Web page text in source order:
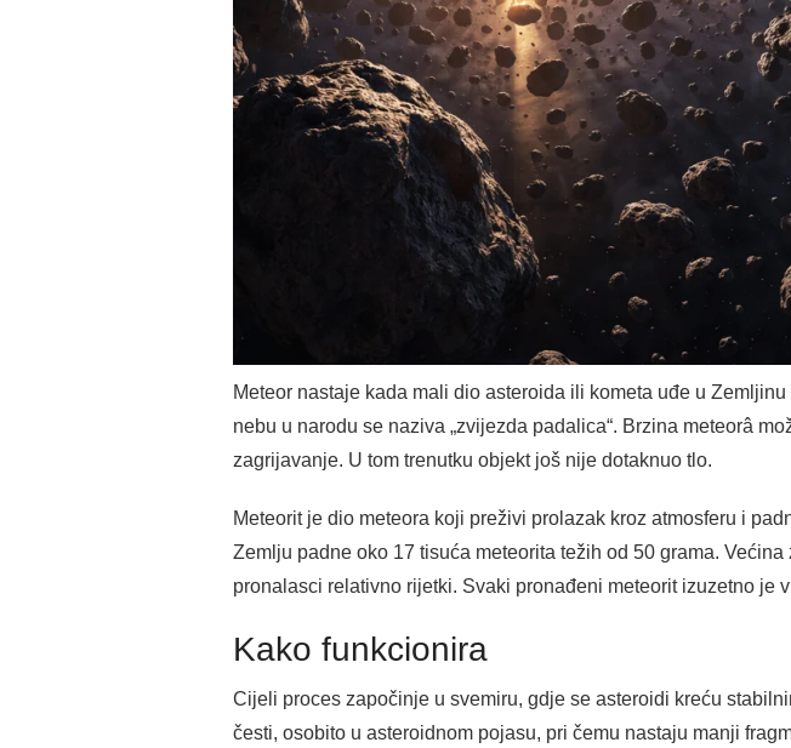
Meteor nastaje kada mali dio asteroida ili kometa uđe u
nebu u narodu se naziva „zvijezda padalica“. Brzina meteorâ
zagrijavanje. U tom trenutku objekt još nije dotaknuo tlo.
Meteorit je dio meteora koji preživi prolazak kroz atmosferu i
Zemlju padne oko 17 tisuća meteorita težih od 50 grama.
pronalasci relativno rijetki. Svaki pronađeni meteorit izuzetno je
Kako funkcionira
Cijeli proces započinje u svemiru, gdje se asteroidi kreću
česti, osobito u asteroidnom pojasu, pri čemu nastaju manji